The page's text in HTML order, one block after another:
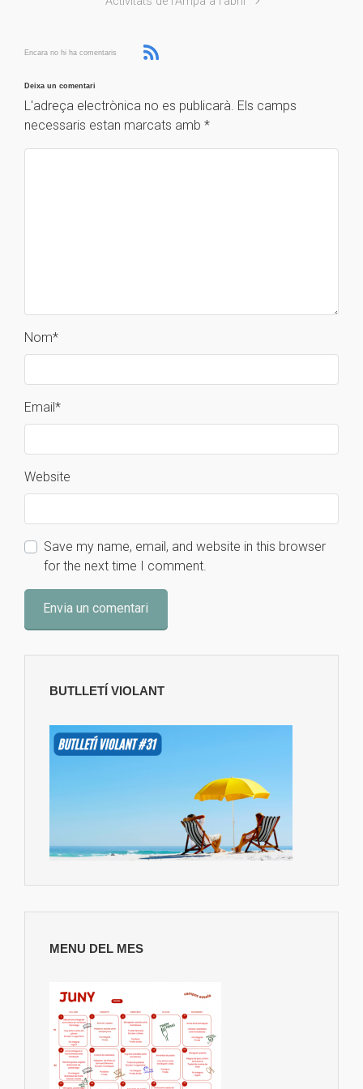
Encara no hi ha comentaris
Deixa un comentari
L'adreça electrònica no es publicarà. Els camps
necessaris estan marcats amb *
Nom*
Email*
Website
Save my name, email, and website in this browser
for the next time I comment.
BUTLLETÍ VIOLANT
MENU DEL MES